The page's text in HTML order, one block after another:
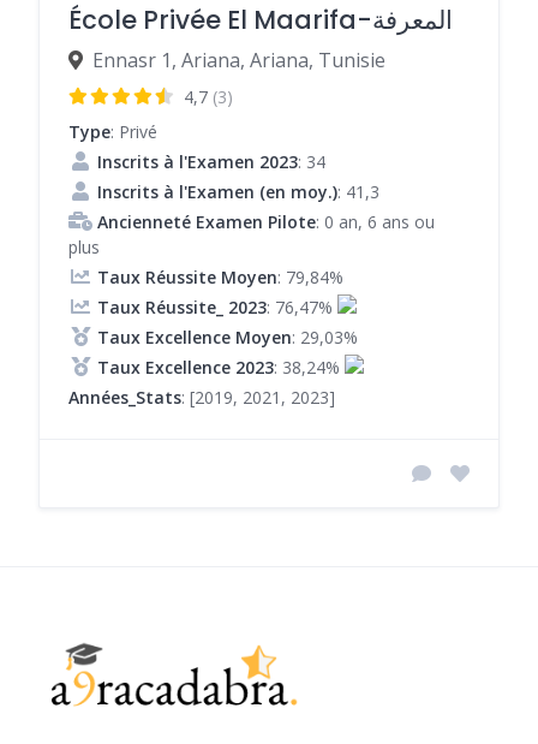
École Privée El Maarifa-المعرفة
Ennasr 1, Ariana, Ariana, Tunisie
4,7 (3)
Type: Privé
Inscrits à l'Examen 2023: 34
Inscrits à l'Examen (en moy.): 41,3
Ancienneté Examen Pilote: 0 an, 6 ans ou
plus
Taux Réussite Moyen: 79,84%
Taux Réussite_ 2023: 76,47%
Taux Excellence Moyen: 29,03%
Taux Excellence 2023: 38,24%
Années_Stats: [2019, 2021, 2023]